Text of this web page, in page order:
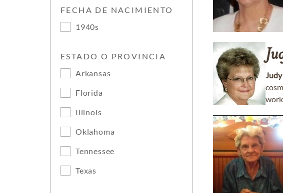
FECHA DE NACIMIENTO
1940s
ESTADO O PROVINCIA
Arkansas
Florida
Illinois
Oklahoma
Tennessee
Texas
Judy